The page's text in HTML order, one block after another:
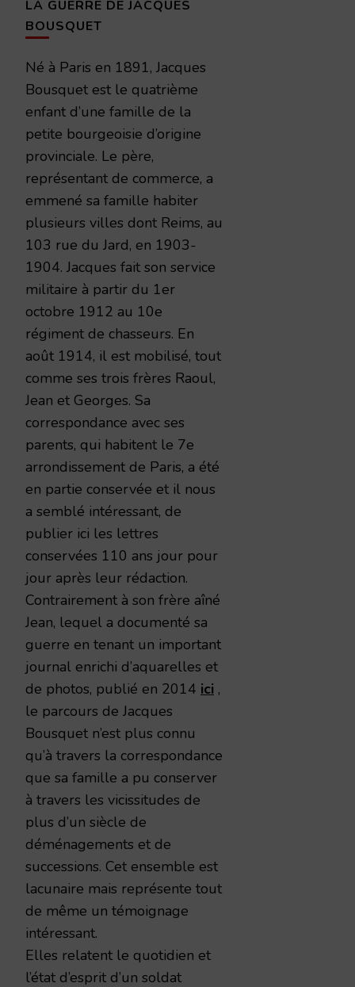
LA GUERRE DE JACQUES
BOUSQUET
Né à Paris en 1891, Jacques
Bousquet est le quatrième
enfant d’une famille de la
petite bourgeoisie d’origine
provinciale. Le père,
représentant de commerce, a
emmené sa famille habiter
plusieurs villes dont Reims, au
103 rue du Jard, en 1903-
1904. Jacques fait son service
militaire à partir du 1er
octobre 1912 au 10e
régiment de chasseurs. En
août 1914, il est mobilisé, tout
comme ses trois frères Raoul,
Jean et Georges. Sa
correspondance avec ses
parents, qui habitent le 7e
arrondissement de Paris, a été
en partie conservée et il nous
a semblé intéressant, de
publier ici les lettres
conservées 110 ans jour pour
jour après leur rédaction.
Contrairement à son frère aîné
Jean, lequel a documenté sa
guerre en tenant un important
journal enrichi d’aquarelles et
de photos, publié en 2014 ici ,
le parcours de Jacques
Bousquet n’est plus connu
qu’à travers la correspondance
que sa famille a pu conserver
à travers les vicissitudes de
plus d’un siècle de
déménagements et de
successions. Cet ensemble est
lacunaire mais représente tout
de même un témoignage
intéressant.
Elles relatent le quotidien et
l’état d’esprit d’un soldat